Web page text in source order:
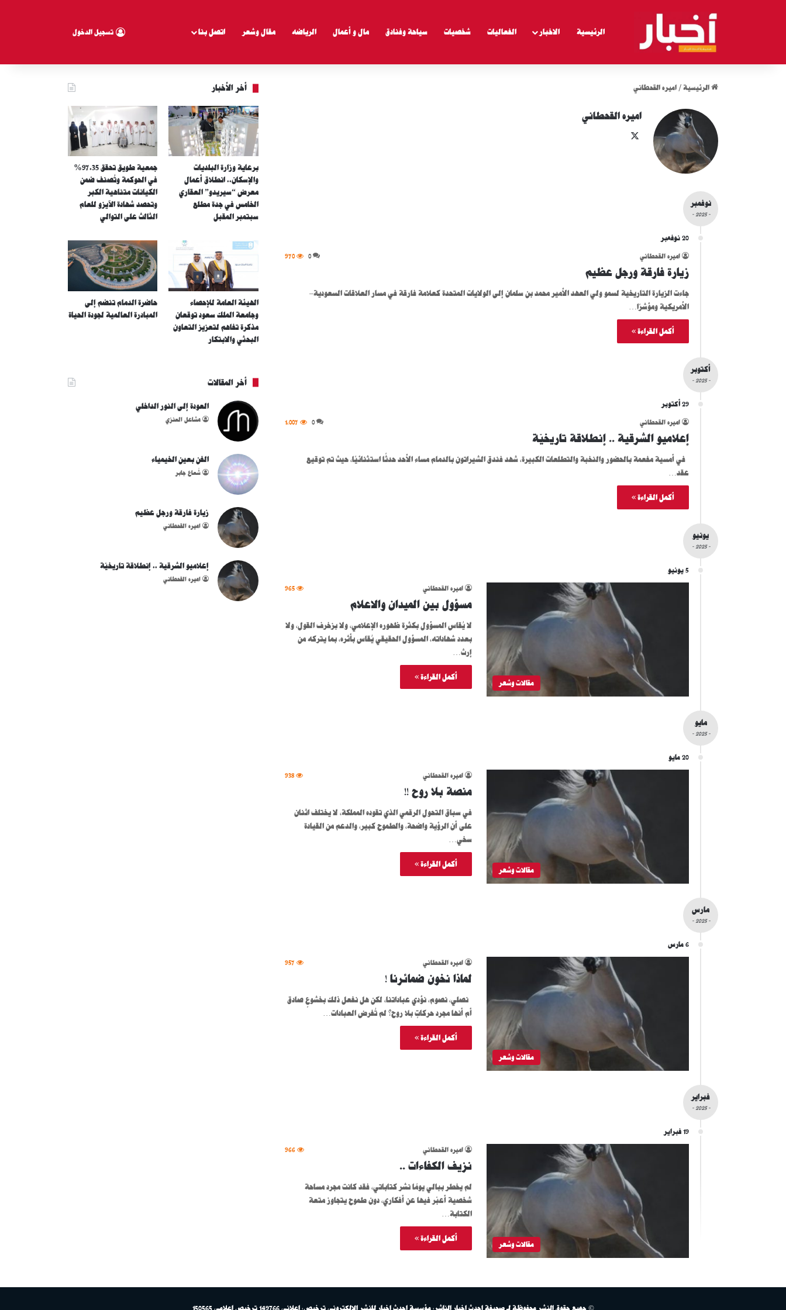
الرئيسية الاخبار الفعاليات شخصيات سياحة وفنادق مال و أعمال الرياضه مقال وشعر اتصل بنا تسجيل الدخول
الرئيسية / اميره القحطاني
اميره القحطاني
نوفمبر
- 2025 -
20 نوفمبر
اميره القحطاني 0
970
زيارة فارقة ورجل عظيم
جاءت الزيارة التاريخية لسمو ولي العهد الأمير محمد بن سلمان إلى الولايات المتحدة كعلامة فارقة في مسار العلاقات السعودية–
الأمريكية ومؤشرًا…
أكمل القراءة »
أكتوبر
- 2025 -
29 أكتوبر
اميره القحطاني 0 1٬007
إعلاميو الشرقية .. إنطلاقة تاريخيّة
في أمسية مفعمة بالحضور والنخبة والتطلعات الكبيرة، شهد فندق الشيراتون بالدمام مساء الأحد حدثًا استثنائيًا، حيث تم توقيع
عقد…
أكمل القراءة »
يونيو
- 2025 -
5 يونيو
مقالات وشعر
اميره القحطاني 965
مسؤول بين الميدان والاعلام
لا يُقاس المسؤول بكثرة ظهوره الإعلامي، ولا بزخرف القول، ولا
بعدد شهاداته، المسؤول الحقيقي يُقاس بأثره، بما يتركه من
إرث…
أكمل القراءة »
مايو
- 2025 -
20 مايو
مقالات وشعر
اميره القحطاني 938
منصة بلا روح !!
في سباق التحول الرقمي الذي تقوده المملكة، لا يختلف اثنان
على أن الرؤية واضحة، والطموح كبير، والدعم من القيادة
سخي…
أكمل القراءة »
مارس
- 2025 -
6 مارس
مقالات وشعر
اميره القحطاني 957
لماذا نخون ضمائرنا !
نصلي، نصوم، نؤدي عباداتنا، لكن هل نفعل ذلك بخشوعٍ صادق
أم أنها مجرد حركاتٍ بلا روح؟ لم تُفرض العبادات…
أكمل القراءة »
فبراير
- 2025 -
19 فبراير
مقالات وشعر
اميره القحطاني 966
نزيف الكفاءات ..
لم يخطر ببالي يومًا نشر كتاباتي، فقد كانت مجرد مساحة
شخصية أعبّر فيها عن أفكاري، دون طموح يتجاوز متعة
الكتابة…
أكمل القراءة »
أخر الأخبار
برعاية وزارة البلديات
والإسكان.. انطلاق أعمال
معرض “سيريدو” العقاري
الخامس في جدة مطلع
سبتمبر المقبل
جمعية طويق تحقق 97.35%
في الحوكمة وتُصنف ضمن
الكيانات متناهية الكبر
وتحصد شهادة الآيزو للعام
الثالث على التوالي
الهيئة العامة للإحصاء
وجامعة الملك سعود توقعان
مذكرة تفاهم لتعزيز التعاون
البحثي والابتكار
حاضرة الدمام تنضم إلى
المبادرة العالمية لجودة الحياة
أخر المقالات
العودة إلى النور الداخلي
مشاعل العنزي
الفن بعين الخيمياء
شُعاع جابر
زيارة فارقة ورجل عظيم
اميره القحطاني
إعلاميو الشرقية .. إنطلاقة تاريخيّة
اميره القحطاني